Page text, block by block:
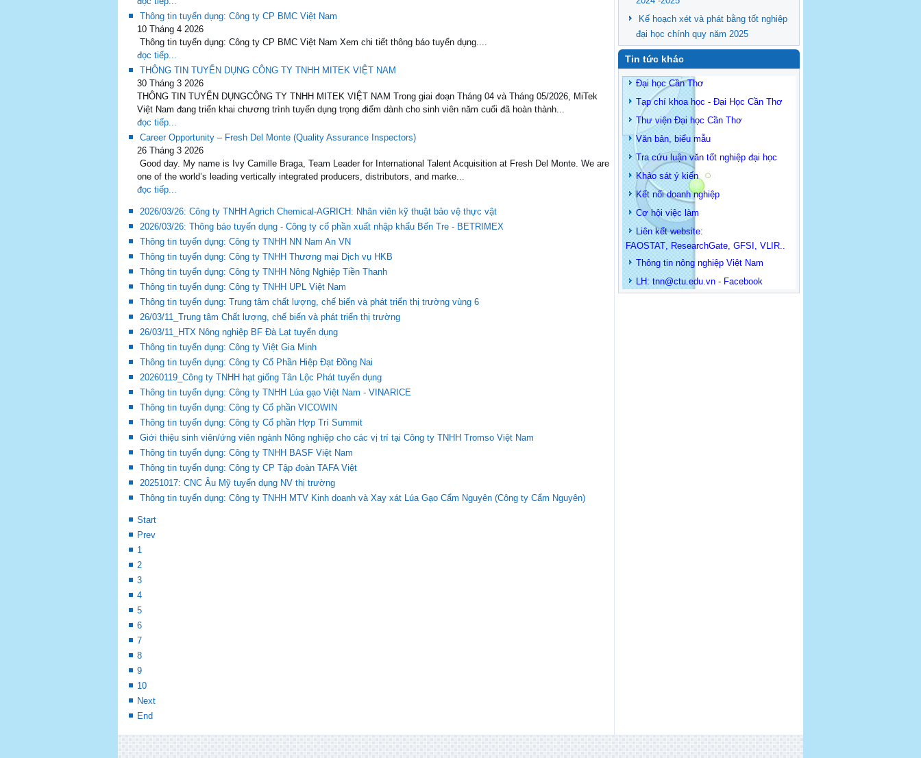
Thông tin tuyển dụng: Công ty CP BMC Việt Nam
10 Tháng 4 2026
Thông tin tuyển dụng: Công ty CP BMC Việt Nam Xem chi tiết thông báo tuyển dụng....
đọc tiếp...
THÔNG TIN TUYỂN DỤNG CÔNG TY TNHH MITEK VIỆT NAM
30 Tháng 3 2026
THÔNG TIN TUYỂN DỤNGCÔNG TY TNHH MITEK VIỆT NAM Trong giai đoạn Tháng 04 và Tháng 05/2026, MiTek
Việt Nam đang triển khai chương trình tuyển dụng trọng điểm dành cho sinh viên năm cuối đã hoàn thành...
đọc tiếp...
Career Opportunity – Fresh Del Monte (Quality Assurance Inspectors)
26 Tháng 3 2026
Good day. My name is Ivy Camille Braga, Team Leader for International Talent Acquisition at Fresh Del Monte. We are
one of the world’s leading vertically integrated producers, distributors, and marke...
đọc tiếp...
2026/03/26: Công ty TNHH Agrich Chemical-AGRICH: Nhân viên kỹ thuật bảo vệ thực vật
2026/03/26: Thông báo tuyển dụng - Công ty cổ phần xuất nhập khẩu Bến Tre - BETRIMEX
Thông tin tuyển dụng: Công ty TNHH NN Nam An VN
Thông tin tuyển dụng: Công ty TNHH Thương mại Dịch vụ HKB
Thông tin tuyển dụng: Công ty TNHH Nông Nghiệp Tiền Thanh
Thông tin tuyển dụng: Công ty TNHH UPL Việt Nam
Thông tin tuyển dụng: Trung tâm chất lượng, chế biến và phát triển thị trường vùng 6
26/03/11_Trung tâm Chất lượng, chế biến và phát triển thị trường
26/03/11_HTX Nông nghiệp BF Đà Lạt tuyển dụng
Thông tin tuyển dụng: Công ty Việt Gia Minh
Thông tin tuyển dụng: Công ty Cổ Phần Hiệp Đạt Đồng Nai
20260119_Công ty TNHH hạt giống Tân Lộc Phát tuyển dụng
Thông tin tuyển dụng: Công ty TNHH Lúa gạo Việt Nam - VINARICE
Thông tin tuyển dụng: Công ty Cổ phần VICOWIN
Thông tin tuyển dụng: Công ty Cổ phần Hợp Trí Summit
Giới thiệu sinh viên/ứng viên ngành Nông nghiệp cho các vị trí tại Công ty TNHH Tromso Việt Nam
Thông tin tuyển dụng: Công ty TNHH BASF Việt Nam
Thông tin tuyển dụng: Công ty CP Tập đoàn TAFA Việt
20251017: CNC Âu Mỹ tuyển dụng NV thị trường
Thông tin tuyển dụng: Công ty TNHH MTV Kinh doanh và Xay xát Lúa Gạo Cẩm Nguyên (Công ty Cẩm Nguyên)
Start
Prev
1
2
3
4
5
6
7
8
9
10
Next
End
Kế hoạch xét và phát bằng tốt nghiệp
đại học chính quy năm 2025
Tin tức khác
Đại học Cần Thơ
Tạp chí khoa học - Đại Học Cần Thơ
Thư viện Đại học Cần Thơ
Văn bản, biểu mẫu
Tra cứu luận văn tốt nghiệp đại học
Khảo sát ý kiến
Kết nối doanh nghiệp
Cơ hội việc làm
Liên kết website:
FAOSTAT, ResearchGate, GFSI , VLIR..
Thông tin nông nghiệp Việt Nam
LH: tnn@ctu.edu.vn - Facebook